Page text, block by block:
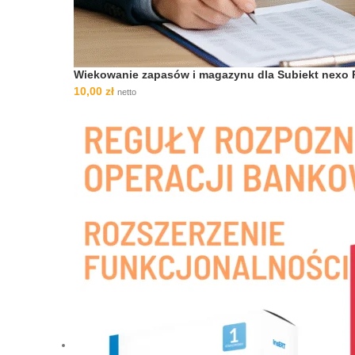
Wiekowanie zapasów i magazynu dla Subiekt nexo
10,00 zł netto